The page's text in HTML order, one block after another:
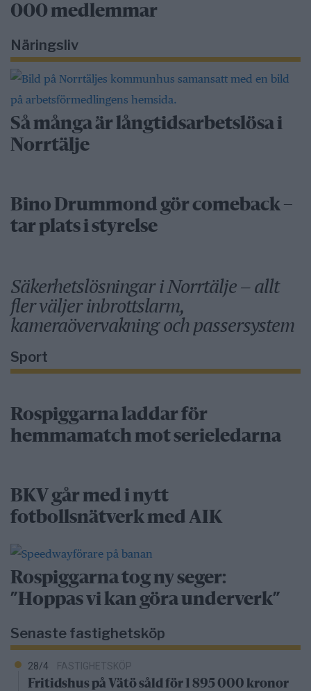
000 medlemmar
Näringsliv
Så många är långtidsarbetslösa i
Norrtälje
Bino Drummond gör comeback –
tar plats i styrelse
Säkerhetslösningar i Norrtälje – allt
fler väljer inbrottslarm,
kameraövervakning och passersystem
Sport
Rospiggarna laddar för
hemmamatch mot serieledarna
BKV går med i nytt
fotbollsnätverk med AIK
Rospiggarna tog ny seger:
”Hoppas vi kan göra underverk”
Senaste fastighetsköp
28/4 FASTIGHETSKÖP
Fritidshus på Vätö såld för 1 895 000 kronor